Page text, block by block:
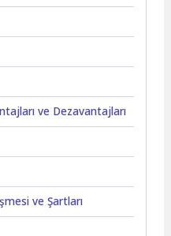
ve Dezavantajları
ve Şartları